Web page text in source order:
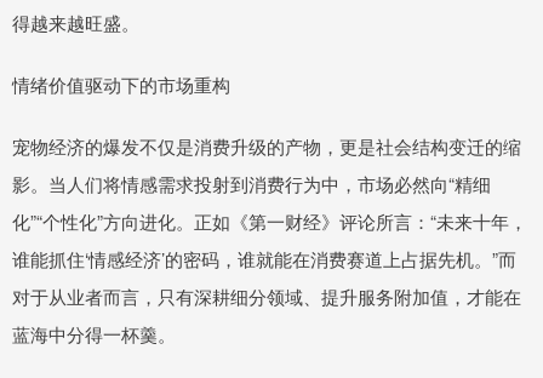
得越来越旺盛。
情绪价值驱动下的市场重构
宠物经济的爆发不仅是消费升级的产物，更是社会结构变迁的缩
影。当人们将情感需求投射到消费行为中，市场必然向“精细
化”“个性化”方向进化。正如《第一财经》评论所言：“未来十年，
谁能抓住‘情感经济’的密码，谁就能在消费赛道上占据先机。”而
对于从业者而言，只有深耕细分领域、提升服务附加值，才能在
蓝海中分得一杯羹。